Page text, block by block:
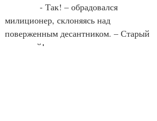
- Так! – обрадовался
милиционер, склоняясь над
поверженным десантником. – Старый
знакомый!